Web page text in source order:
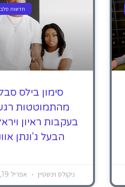
חדשות
סימון בילס
מהתמוטטות
בעקבות ראיון
הבעל ג'ונתן
ניקולס וינשטיין אפריל 19, 2024